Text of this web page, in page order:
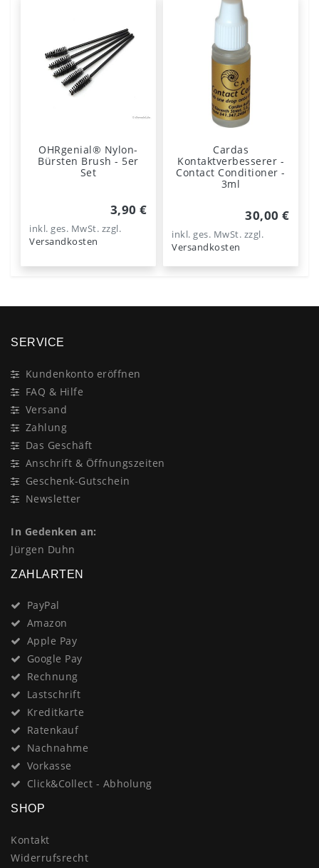
OHRgenial® Nylon-
Bürsten Brush - 5er
Set
3,90 €
inkl. ges. MwSt. zzgl.
Versandkosten
Cardas
Kontaktverbesserer -
Contact Conditioner -
3ml
30,00 €
inkl. ges. MwSt. zzgl.
Versandkosten
SERVICE
Kundenkonto eröffnen
FAQ & Hilfe
Versand
Zahlung
Das Geschäft
Anschrift & Öffnungszeiten
Geschenk-Gutschein
Newsletter
In Gedenken an:
Jürgen Duhn
ZAHLARTEN
PayPal
Amazon
Apple Pay
Google Pay
Rechnung
Lastschrift
Kreditkarte
Ratenkauf
Nachnahme
Vorkasse
Click&Collect - Abholung
SHOP
Kontakt
Widerrufsrecht